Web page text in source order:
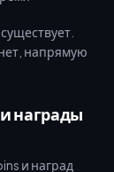
напрямую
награды